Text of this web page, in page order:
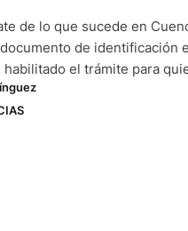
de lo que sucede en
de identificación
el trámite para
renovarla por pérdida, robo,
servicio está disponible